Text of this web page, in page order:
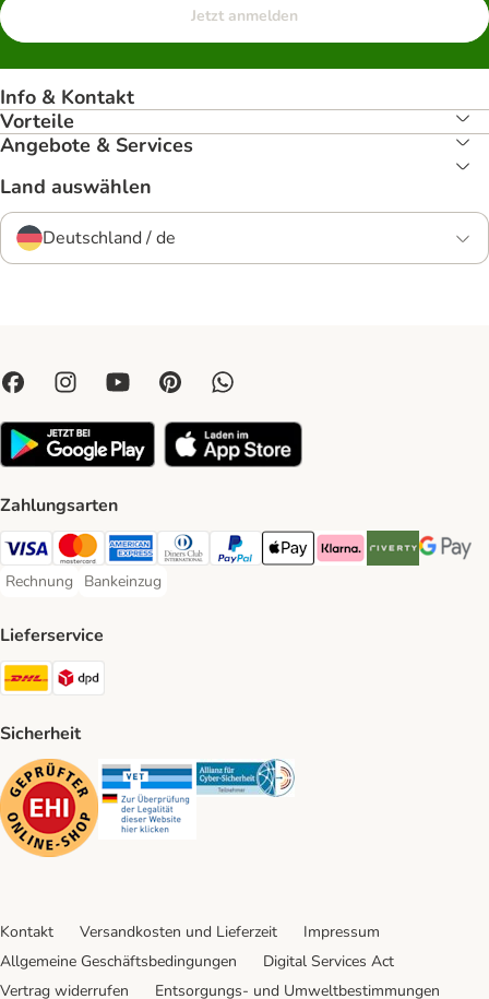
Jetzt anmelden
Info & Kontakt
Vorteile
Angebote & Services
Land auswählen
Deutschland / de
Zahlungsarten
Visa Payment Method
Mastercard Payment Method
American Express Payment Method
Diners Club Payment Method
PayPal Payment Method
Apple Pay Payment Method
Klarna Payment Method
Riverty Payment
Google
Rechnung
Rechnung Payment Method
Bankeinzug
Bankeinzug Payment Method
Lieferservice
DHL Shipping Method
Sicherheit
Security Security Security
Kontakt Versandkosten und Lieferzeit
Impressum
Allgemeine Geschäftsbedingungen
Digital Services Act
Vertrag widerrufen
Entsorgungs- und Umweltbestimmungen